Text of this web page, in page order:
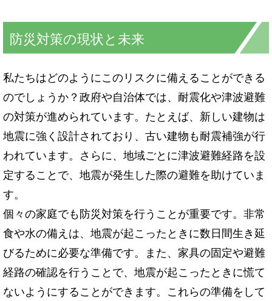
防災対策の現状と未来
私たちはどのようにこのリスクに備えることができる
のでしょうか？政府や自治体では、耐震化や津波避難
の対策が進められています。たとえば、新しい建物は
地震に強く設計されており、古い建物も耐震補強が行
われています。さらに、地域ごとに津波避難経路を設
定することで、地震が発生した際の避難を助けていま
す。
個々の家庭でも防災対策を行うことが重要です。非常
食や水の備えは、地震が起こったときに数日間生き延
びるために必要な準備です。また、家具の固定や避難
経路の確認を行うことで、地震が起こったときに慌て
ないようにすることができます。これらの準備をして